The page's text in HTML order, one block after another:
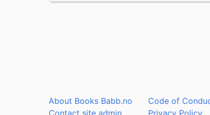
About Books Babb.no
Contact site admin
Code of
Privacy Policy